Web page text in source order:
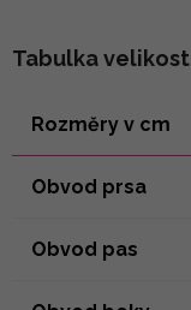
Tabulka
Rozměry v cm
Obvod prsa
Obvod pas